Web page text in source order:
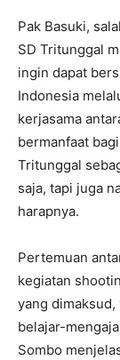
Pak Basuki,
SD Tritunggal
ingin dapat
Indonesia
kerjasama
bermanfaat
Tritunggal
saja, tapi juga
harapnya.
Pertemuan
kegiatan
yang
belajar-
Sombo